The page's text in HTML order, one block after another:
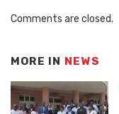
Comments are closed.
MORE IN NEWS